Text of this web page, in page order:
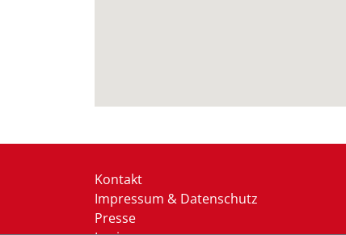
Kontakt
Impressum & Datenschutz
Presse